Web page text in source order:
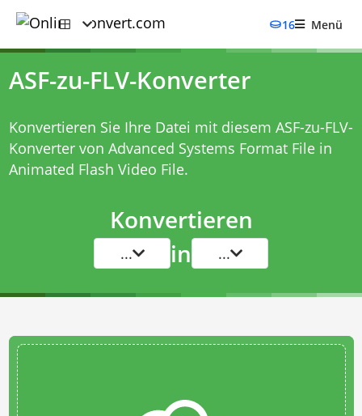
16 Menü
ASF-zu-FLV-Konverter
Konvertieren Sie Ihre Datei mit diesem ASF-zu-FLV-
Konvertervon Advanced Systems Format File in
Animated Flash Video File.
Konvertieren
... in ...